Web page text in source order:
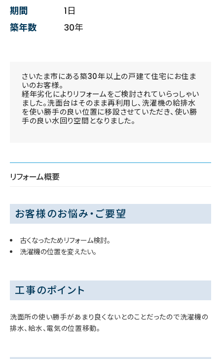
期間
1日
築年数
30年
さいたま市にある築30年以上の戸建て住宅にお住ま
いのお客様。
経年劣化によりリフォームをご検討されていらっしゃい
ました。洗面台はそのまま再利用し、洗濯機の給排水
を使い勝手の良い位置に移設させていただき、使い勝
手の良い水回り空間となりました。
リフォーム概要
お客様のお悩み・ご要望
古くなったためリフォーム検討。
洗濯機の位置を変えたい。
工事のポイント
洗面所の使い勝手があまり良くないとのことだったので洗濯機の
排水、給水、電気の位置移動。